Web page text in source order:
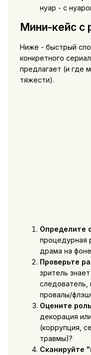
нуар - с
Мини-кейс с
Ниже - быстрый
конкретного
предлагает (и где
тяжести).
Определите
процедурная
драма на
Проверьте
зритель
следователь,
провалы/
Оцените
декорация
(коррупция,
травмы)?
Сканируйте